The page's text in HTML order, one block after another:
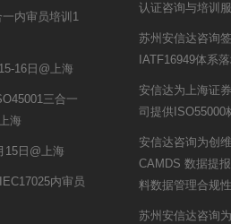
一内审员培训1
16日@上海
三合一
海
15日@上海
内审员
认证咨询与培训
苏州安信达咨询
IATF16949体系
安信达为上海证
司提供ISO55000
安信达咨询为创
CAMDS 数据提
料数据管理合规性
苏州安信达咨询